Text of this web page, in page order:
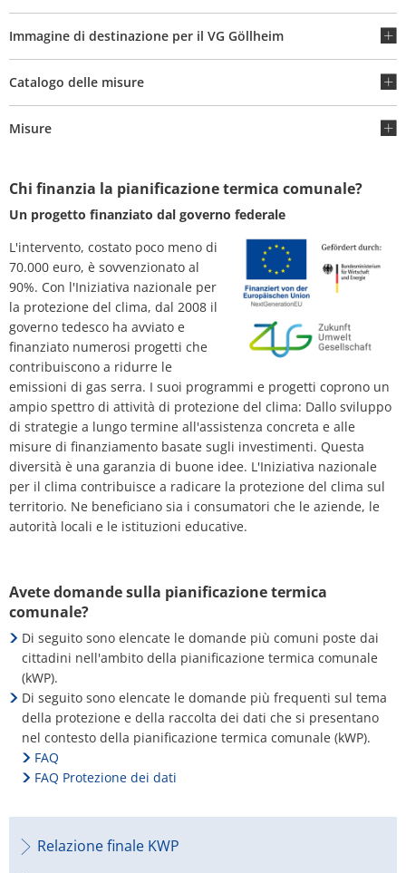
Immagine di destinazione per il VG Göllheim
Catalogo delle misure
Misure
Chi finanzia la pianificazione termica comunale?
Un progetto finanziato dal governo federale
L'intervento, costato poco meno di
70.000 euro, è sovvenzionato al
90%. Con l'Iniziativa nazionale per
la protezione del clima, dal 2008 il
governo tedesco ha avviato e
finanziato numerosi progetti che
contribuiscono a ridurre le
emissioni di gas serra. I suoi programmi e progetti coprono un
ampio spettro di attività di protezione del clima: Dallo sviluppo
di strategie a lungo termine all'assistenza concreta e alle
misure di finanziamento basate sugli investimenti. Questa
diversità è una garanzia di buone idee. L'Iniziativa nazionale
per il clima contribuisce a radicare la protezione del clima sul
territorio. Ne beneficiano sia i consumatori che le aziende, le
autorità locali e le istituzioni educative.
Avete domande sulla pianificazione termica
comunale?
Di seguito sono elencate le domande più comuni poste dai
cittadini nell'ambito della pianificazione termica comunale
(kWP).
Di seguito sono elencate le domande più frequenti sul tema
della protezione e della raccolta dei dati che si presentano
nel contesto della pianificazione termica comunale (kWP).
FAQ
FAQ Protezione dei dati
Relazione finale KWP